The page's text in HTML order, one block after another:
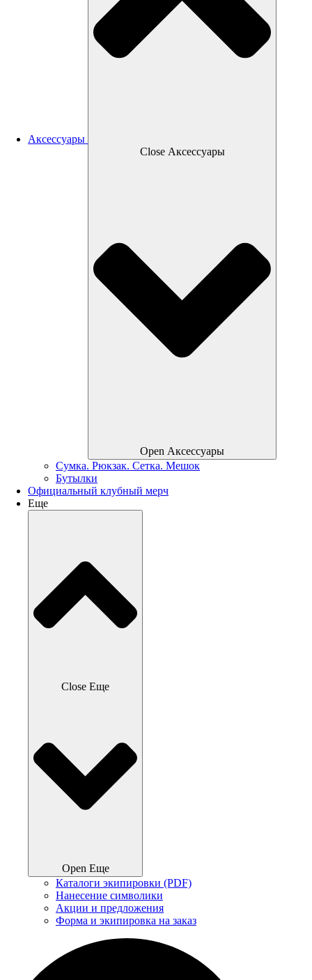
Аксессуары
Close Аксессуары
Open Аксессуары
Сумка. Рюкзак. Сетка. Мешок
Бутылки
Официальный клубный мерч
Еще
Close Еще
Open Еще
Каталоги экипировки (PDF)
Нанесение символики
Акции и предложения
Форма и экипировка на заказ